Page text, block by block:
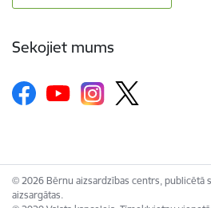
Sekojiet mums
© 2026 Bērnu aizsardzības centrs, publicētā
aizsargātas.